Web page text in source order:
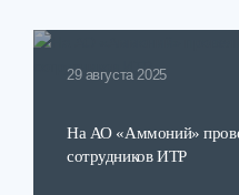
29 августа 2025
На АО «Аммоний»
сотрудников ИТР